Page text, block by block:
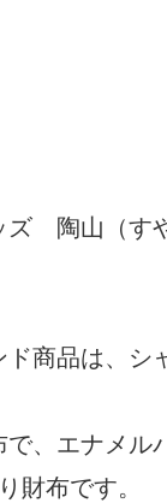
ズ 陶山（す
ド商品は、シ
で、エナメル
財布です。